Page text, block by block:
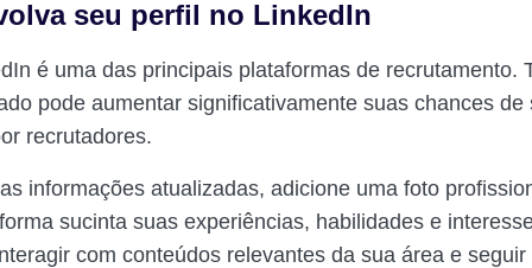
seu perfil no LinkedIn
é uma das principais plataformas de recrutamento.
pode aumentar significativamente suas chances de
recrutadores.
informações atualizadas, adicione uma foto
sucinta suas experiências, habilidades e
com conteúdos relevantes da sua área e